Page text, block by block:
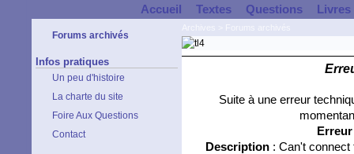
Accueil Textes Questions Livres
Forums archivés
Infos pratiques
Un peu d'histoire
La charte du site
Foire Aux Questions
Contact
Suite à une erreur
Description: Can't connect